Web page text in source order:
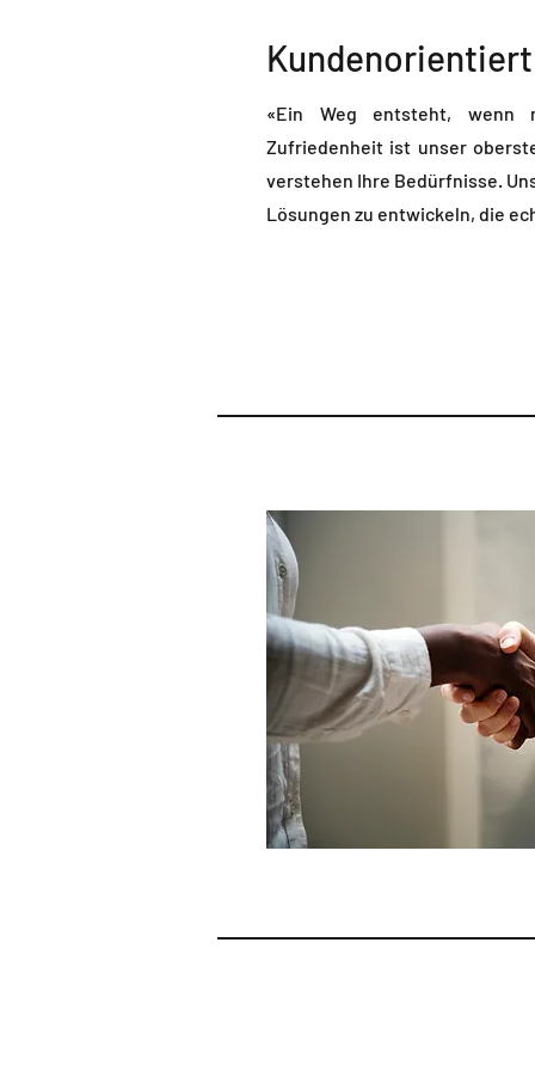
Kundenorientiert
«Ein Weg entsteht,
Zufriedenheit ist unser
verstehen Ihre Bedürfnisse.
Lösungen zu entwickeln, die